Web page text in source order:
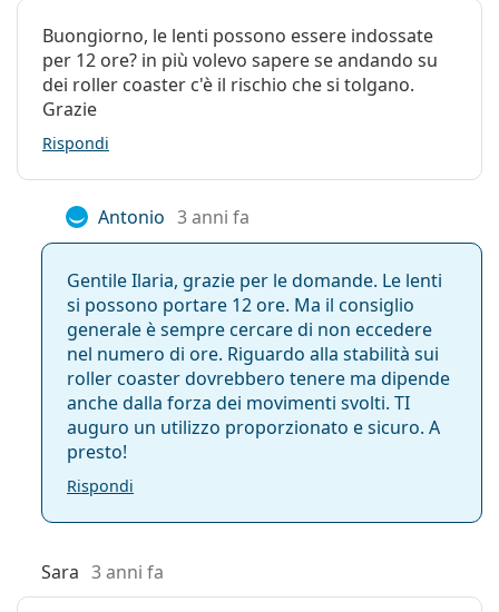
Buongiorno, le lenti possono essere indossate
per 12 ore? in più volevo sapere se andando su
dei roller coaster c'è il rischio che si tolgano.
Grazie
Rispondi
Antonio 3 anni fa
Gentile Ilaria, grazie per le domande. Le lenti
si possono portare 12 ore. Ma il consiglio
generale è sempre cercare di non eccedere
nel numero di ore. Riguardo alla stabilità sui
roller coaster dovrebbero tenere ma dipende
anche dalla forza dei movimenti svolti. TI
auguro un utilizzo proporzionato e sicuro. A
presto!
Rispondi
Sara 3 anni fa